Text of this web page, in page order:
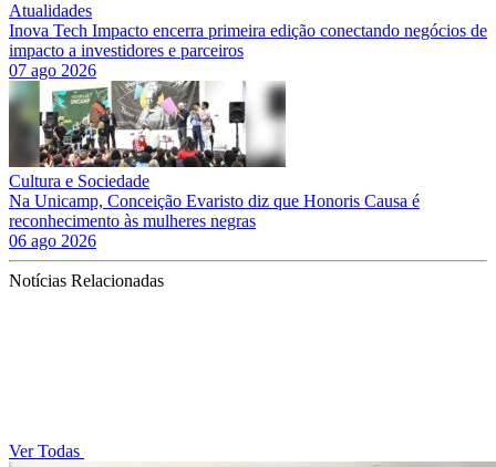
Atualidades
Inova Tech Impacto encerra primeira edição conectando negócios de
impacto a investidores e parceiros
07 ago 2026
Cultura e Sociedade
Na Unicamp, Conceição Evaristo diz que Honoris Causa é
reconhecimento às mulheres negras
06 ago 2026
Notícias Relacionadas
Ver Todas